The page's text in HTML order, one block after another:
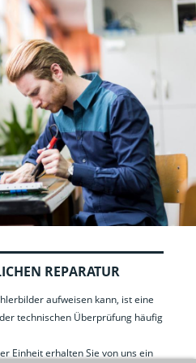
REPARATUR
aufweisen kann, ist eine
technischen Überprüfung häufig
Einheit erhalten Sie von uns ein